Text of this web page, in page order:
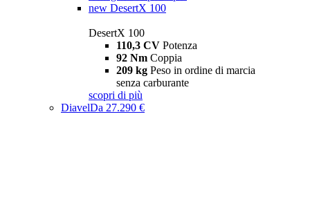
new DesertX 100
DesertX 100
110,3 CV Potenza
92 Nm Coppia
209 kg Peso in ordine di marcia
senza carburante
scopri di più
DiavelDa 27.290 €